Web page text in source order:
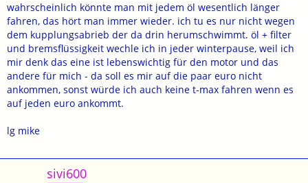
wahrscheinlich könnte man mit jedem öl wesentlich länger
fahren, das hört man immer wieder. ich tu es nur nicht wegen
dem kupplungsabrieb der da drin herumschwimmt. öl + filter
und bremsflüssigkeit wechle ich in jeder winterpause, weil ich
mir denk das eine ist lebenswichtig für den motor und das
andere für mich - da soll es mir auf die paar euro nicht
ankommen, sonst würde ich auch keine t-max fahren wenn es
auf jeden euro ankommt.
lg mike
sivi600